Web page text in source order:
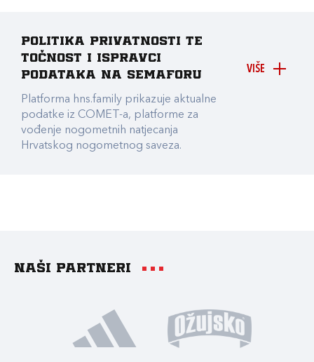
VIŠE
Politika privatnosti te
točnost i ispravci
podataka na Semaforu
Platforma hns.family prikazuje aktualne
podatke iz COMET-a, platforme za
vođenje nogometnih natjecanja
Hrvatskog nogometnog saveza.
Naši partneri